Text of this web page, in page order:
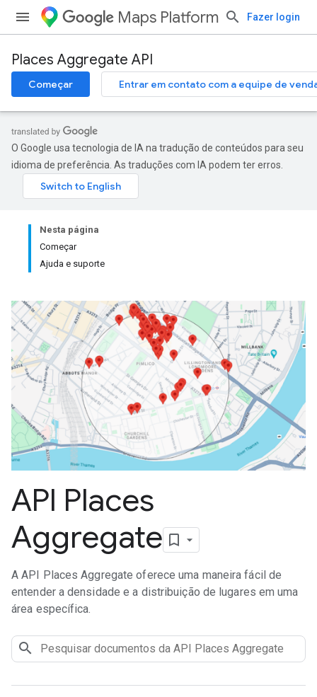
Maps Platform Fazer login
Places Aggregate API
Começar Entrar em contato com a equipe de
O Google usa tecnologia de IA na tradução de conteúdos para seu
idioma de preferência. As traduções com IA podem ter erros.
Nesta página
Começar
Ajuda e suporte
API Places
Aggregate
A API Places Aggregate oferece uma maneira fácil de
entender a densidade e a distribuição de lugares em uma
área específica.